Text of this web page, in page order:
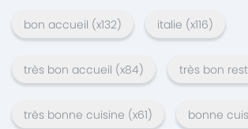
bon accueil (x132) italie (x116)
très bon accueil (x84) très bon
très bonne cuisine (x61) bonne